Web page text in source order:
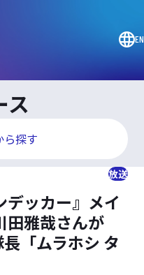
EN
ス
ら探す
放送
デッカー』メイ
田雅哉さんが
「ムラホシ タ